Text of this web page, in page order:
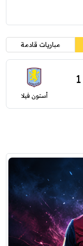
مباريات قادمة
1
أستون فيلا